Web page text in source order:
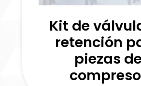
Kit de
retención
piezas